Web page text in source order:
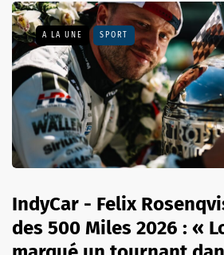
A LA UNE SPORT
IndyCar - Felix
des 500 Miles 2026 : «